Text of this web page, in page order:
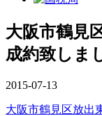
大阪市鶴見
成約致しま
2015-07-13
大阪市鶴見区放出